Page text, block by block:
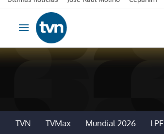
Ir al contenido
Obrir navegació
TVN TVMax Mundial 2026 LPF